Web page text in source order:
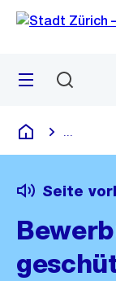
Sprunglink
Menü
Deutsch
Seite